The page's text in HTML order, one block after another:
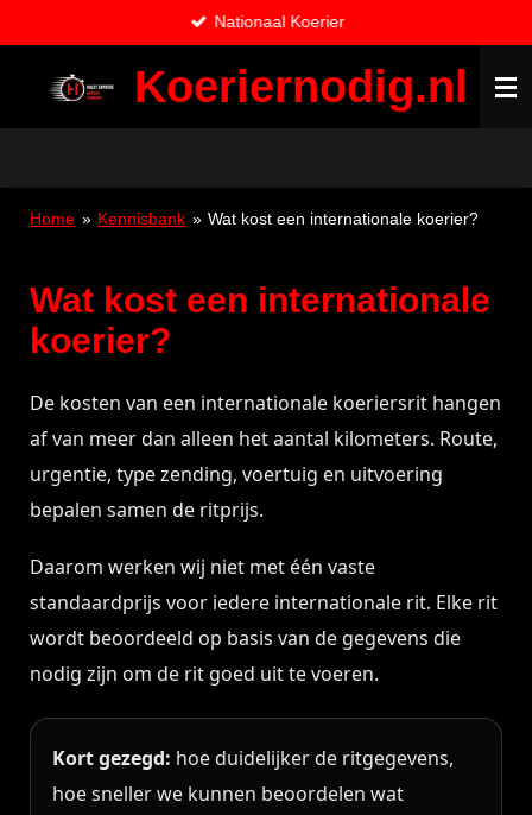
direct
hoofdinhoud
Koeriernodig.nl
Nationaal Koerier
Home » Kennisbank » Wat kost een internationale koerier?
Wat kost een internationale
koerier?
De kosten van een internationale koeriersrit hangen
af van meer dan alleen het aantal kilometers. Route,
urgentie, type zending, voertuig en uitvoering
bepalen samen de ritprijs.
Daarom werken wij niet met één vaste
standaardprijs voor iedere internationale rit. Elke rit
wordt beoordeeld op basis van de gegevens die
nodig zijn om de rit goed uit te voeren.
Kort gezegd: hoe duidelijker de ritgegevens,
hoe sneller we kunnen beoordelen wat